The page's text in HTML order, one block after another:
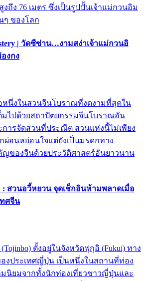
ถึง 76 เมตร ซึ่งเป็นรูปปั้นเจ้าแม่กวนอิม
ๆ ของโลก
| วัดซีซ่าน…งามสง่าเจ้าแม่กวนอิ
งกง
หนึ่งในสวนจีนโบราณที่งดงามที่สุดใน
ต็มไปด้วยสถาปัตยกรรมจีนโบราณอัน
การจัดสวนที่ประณีต สวนแห่งนี้ไม่เพียง
ผ่อนหย่อนใจแต่ยังเป็นมรดกทาง
ของจีนด้วยประวัติศาสตร์อันยาวนาน
: สวนอวี้หยวน จุดเช็กอินห้ามพลาดเมื่อ
ทศจีน
ตั้งอยู่ในจังหวัดฟุกุอิ (Fukui) ทาง
งประเทศญี่ปุ่น เป็นหนึ่งในสถานที่ท่อง
มนิยมจากทั้งนักท่องเที่ยวชาวญี่ปุ่นและ